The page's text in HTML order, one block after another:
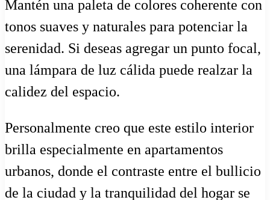
Mantén una paleta de colores coherente con
tonos suaves y naturales para potenciar la
serenidad. Si deseas agregar un punto focal,
una lámpara de luz cálida puede realzar la
calidez del espacio.
Personalmente creo que este estilo interior
brilla especialmente en apartamentos
urbanos, donde el contraste entre el bullicio
de la ciudad y la tranquilidad del hogar se